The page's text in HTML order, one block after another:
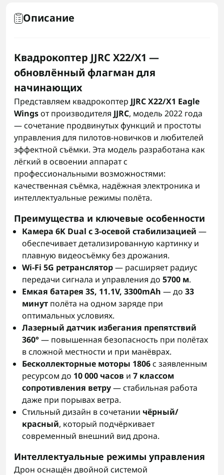
Описание
Квадрокоптер JJRC X22/X1 —
обновлённый флагман для
начинающих
Представляем квадрокоптер JJRC X22/X1 Eagle
Wingsот производителя JJRC, модель 2022 года
— сочетание продвинутых функций и простоты
управления для пилотов-новичков и любителей
эффектной съёмки. Эта модель разработана как
лёгкий в освоении аппарат с
профессиональными возможностями:
качественная съёмка, надёжная электроника и
интеллектуальные режимы полёта.
Преимущества и ключевые особенности
Камера 6K Dual с 3-осевой стабилизацией —
обеспечивает детализированную картинку и
плавную видеосъёмку без дрожания.
Wi‑Fi 5G ретранслятор— расширяет радиус
передачи сигнала и управления до 5700 м.
Емкая батарея 3S, 11.1V, 3300mAh — до 33
минут полёта на одном заряде при
оптимальных условиях.
Лазерный датчик избегания препятствий
360°— повышенная безопасность при полётах
в сложной местности и при манёврах.
Бесколлекторные моторы 1806с заявленным
ресурсом до 10 000 часов и 7 классом
сопротивления ветру— стабильная работа
даже при порывах ветра.
Стильный дизайн в сочетании чёрный/
красный, который подчёркивает
современный внешний вид дрона.
Интеллектуальные режимы управления
Дрон оснащён двойной системой